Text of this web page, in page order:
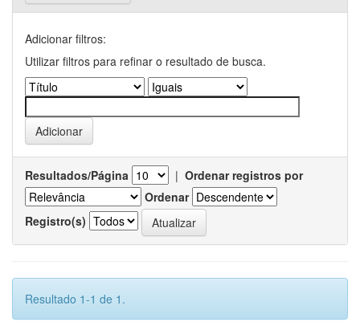
Adicionar filtros:
Utilizar filtros para refinar o resultado de busca.
Resultados/Página | Ordenar registros por
Ordenar
Registro(s)
Resultado 1-1 de 1.